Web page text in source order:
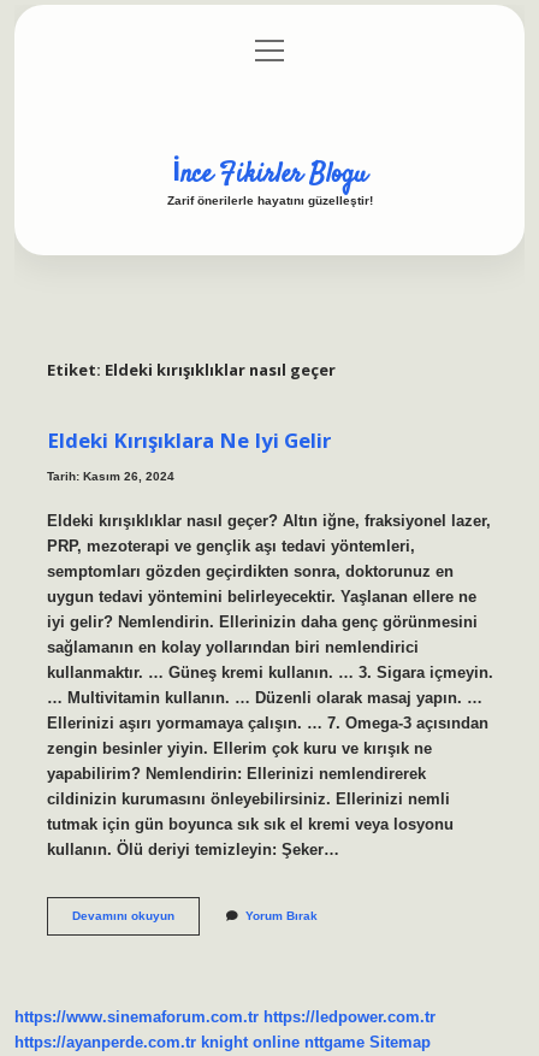
Gizlilik Politikası
menüyü
aç
İnce Fikirler Blogu
Zarif önerilerle hayatını güzelleştir!
Etiket: Eldeki kırışıklıklar nasıl geçer
Eldeki Kırışıklara Ne Iyi Gelir
Tarih: Kasım 26, 2024
Eldeki kırışıklıklar nasıl geçer? Altın iğne, fraksiyonel lazer,
PRP, mezoterapi ve gençlik aşı tedavi yöntemleri,
semptomları gözden geçirdikten sonra, doktorunuz en
uygun tedavi yöntemini belirleyecektir. Yaşlanan ellere ne
iyi gelir? Nemlendirin. Ellerinizin daha genç görünmesini
sağlamanın en kolay yollarından biri nemlendirici
kullanmaktır. … Güneş kremi kullanın. … 3. Sigara içmeyin.
… Multivitamin kullanın. … Düzenli olarak masaj yapın. …
Ellerinizi aşırı yormamaya çalışın. … 7. Omega-3 açısından
zengin besinler yiyin. Ellerim çok kuru ve kırışık ne
yapabilirim? Nemlendirin: Ellerinizi nemlendirerek
cildinizin kurumasını önleyebilirsiniz. Ellerinizi nemli
tutmak için gün boyunca sık sık el kremi veya losyonu
kullanın. Ölü deriyi temizleyin: Şeker…
Devamını okuyunEldeki
Yorum Bırak
https://www.sinemaforum.com.tr https://ledpower.com.tr
https://ayanperde.com.tr knight online nttgame Sitemap